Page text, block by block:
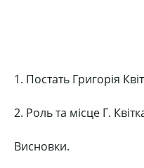
1. Постать Григорія
2. Роль та місце Г.
Висновки.